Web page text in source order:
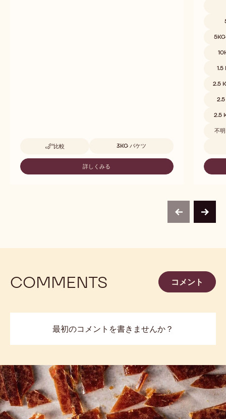
比較
-
DEODORIZED
BUTTER
取扱サイズ3KG バケツ
詳しくみる
-
取扱
1.5
2.5
2.5
2.5
不明
previousnext
COMMENTS コメント
最初のコメントを書きませんか？